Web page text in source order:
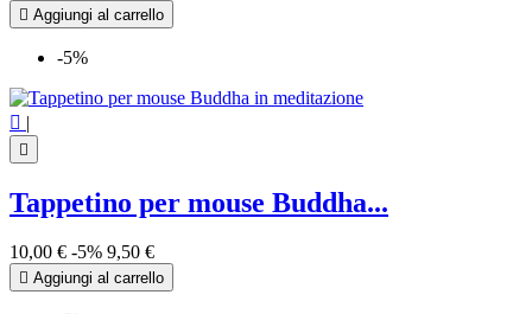
 Aggiungi al carrello
-5%
 |

Tappetino per mouse Buddha...
10,00 € -5% 9,50 €
 Aggiungi al carrello